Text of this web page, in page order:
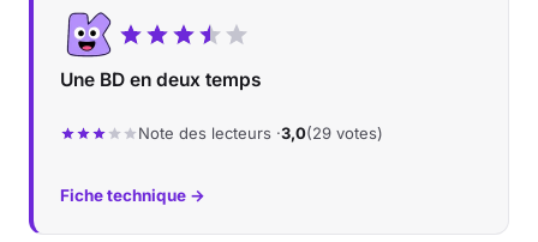
Une BD en deux temps
Note des lecteurs ·3,0(29 votes)
Fiche technique →